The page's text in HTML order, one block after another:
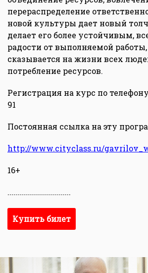
перераспределение
новой культуры дает новый
делает его более устойчивым,
радости от выполняемой
сказывается на жизни всех
потребление ресурсов.
Регистрация на курс по
91
Постоянная ссылка на эту
http://www.cityclass.ru/
16+
................................
Купить билет